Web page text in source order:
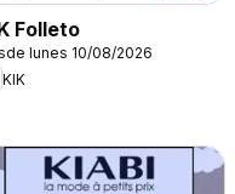
Folleto
lunes 10/08/2026
KIK